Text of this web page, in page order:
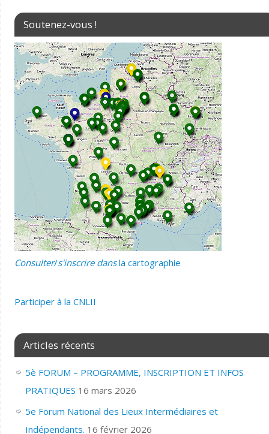
Soutenez-vous !
Consulter/s'inscrire dansla cartographie
Participerà la CNLII
Articles récents
5è FORUM – PROGRAMME, INSCRIPTION ET INFOS
PRATIQUES 16 mars 2026
5e Forum National des Lieux Intermédiaires et
Indépendants. 16 février 2026